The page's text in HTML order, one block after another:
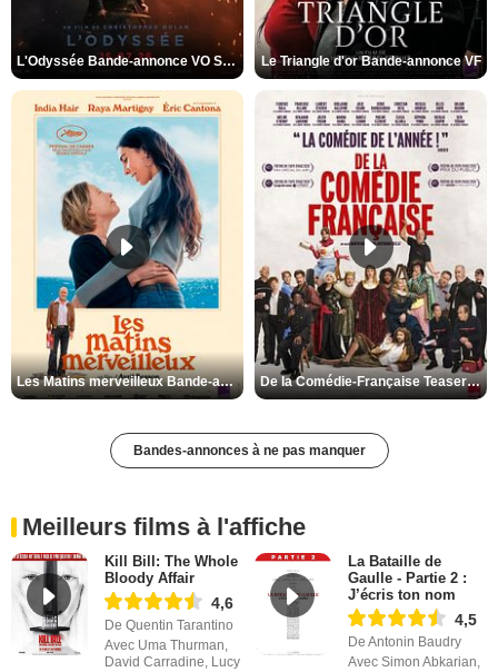
L'Odyssée Bande-annonce VO STFR Le Triangle d'or Bande-annonce VF
Les Matins merveilleux Bande-annonce VF De la Comédie-Française Teaser VF
Bandes-annonces à ne pas manquer
Meilleurs films à l'affiche
Kill Bill: The Whole
Bloody Affair
4,6
De Quentin Tarantino
Avec Uma Thurman,
David Carradine, Lucy
La Bataille de
Gaulle - Partie 2 :
J’écris ton nom
4,5
De Antonin Baudry
Avec Simon Abkarian,